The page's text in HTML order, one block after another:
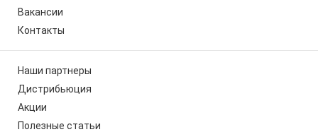
Вакансии
Контакты
Наши партнеры
Дистрибьюция
Акции
Полезные статьи